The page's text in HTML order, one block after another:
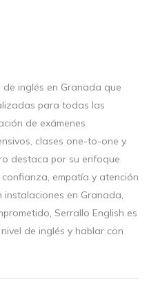
inglés en Granada que
para todas las
de exámenes
clases one-to-one y
destaca por su enfoque
empatía y atención
en Granada,
Serrallo English es
de inglés y hablar con